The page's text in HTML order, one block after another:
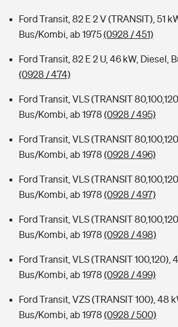
Ford Transit, 82 E 2 V (TRANSIT), 51
Bus/Kombi, ab 1975(0928 / 451)
Ford Transit, 82 E 2 U, 46 kW, Diesel,
(0928 / 474)
Ford Transit, VLS (TRANSIT
Bus/Kombi, ab 1978 (0928 / 495)
Ford Transit, VLS (TRANSIT
Bus/Kombi, ab 1978 (0928 / 496)
Ford Transit, VLS (TRANSIT
Bus/Kombi, ab 1978 (0928 / 497)
Ford Transit, VLS (TRANSIT
Bus/Kombi, ab 1978 (0928 / 498)
Ford Transit, VLS (TRANSIT 100,120),
Bus/Kombi, ab 1978 (0928 / 499)
Ford Transit, VZS (TRANSIT 100), 48
Bus/Kombi, ab 1978 (0928 / 500)